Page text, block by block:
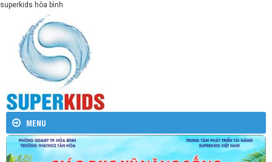
superkids hòa bình
MENU